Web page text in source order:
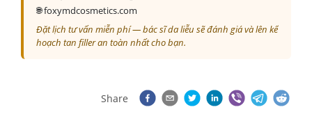
🌐 foxymdcosmetics.com
Đặt lịch tư vấn miễn phí — bác sĩ da liễu sẽ đánh giá và lên kế
hoạch tan filler an toàn nhất cho bạn.
Share